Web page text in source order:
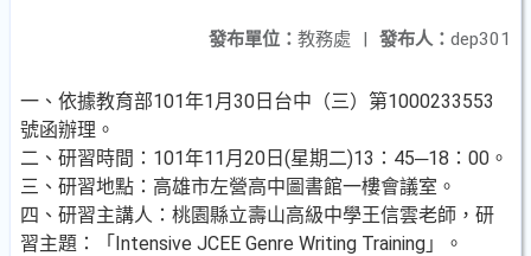
發布人： dep301
發布單位： 教務處 |
一、依據教育部101年1月30日台中（三）第1000233553
號函辦理。
二、研習時間：101年11月20日(星期二)13：45─18：00。
三、研習地點：高雄市左營高中圖書館一樓會議室。
四、研習主講人：桃園縣立壽山高級中學王信雲老師，研
習主題：「Intensive JCEE Genre Writing Training」。